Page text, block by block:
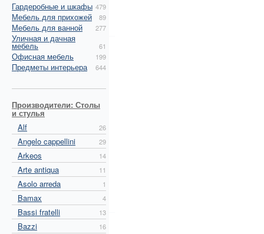
Гардеробные и шкафы 479
Мебель для прихожей 89
Мебель для ванной 277
Уличная и дачная
мебель 61
Офисная мебель 199
Предметы интерьера 644
Производители: Столы
и стулья
Alf
26
Angelo cappellini 29
Arkeos 14
Arte antiqua 11
Asolo arreda 1
Bamax 4
Bassi fratelli 13
Bazzi 16